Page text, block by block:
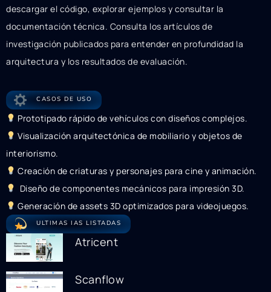
descargar el código, explorar ejemplos y consultar la
documentación técnica. Consulta los artículos de
investigación publicados para entender en profundidad la
arquitectura y los resultados de evaluación.
CASOS DE USO
Prototipado rápido de vehículos con diseños complejos.
Visualización arquitectónica de mobiliario y objetos de
interiorismo.
Creación de criaturas y personajes para cine y animación.
Diseño de componentes mecánicos para impresión 3D.
Generación de assets 3D optimizados para videojuegos.
ULTIMAS IAS LISTADAS
Atricent
Scanflow